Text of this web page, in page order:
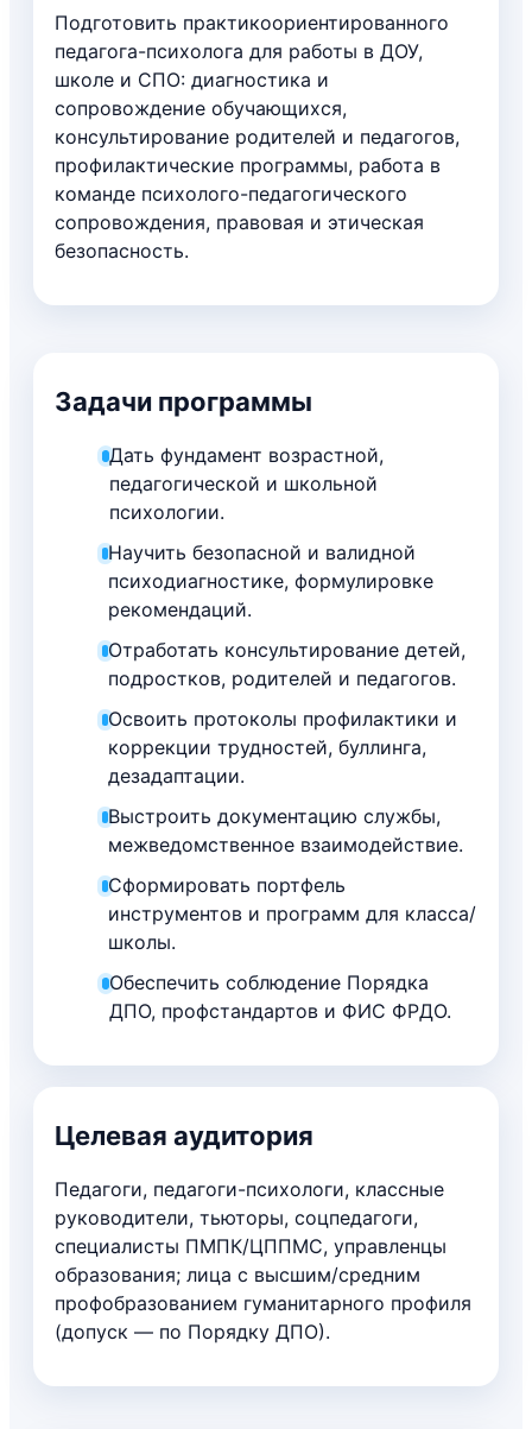
Подготовить практикоориентированного
педагога-психолога для работы в ДОУ,
школе и СПО: диагностика и
сопровождение обучающихся,
консультирование родителей и педагогов,
профилактические программы, работа в
команде психолого-педагогического
сопровождения, правовая и этическая
безопасность.
Задачи программы
Дать фундамент возрастной,
педагогической и школьной
психологии.
Научить безопасной и валидной
психодиагностике, формулировке
рекомендаций.
Отработать консультирование детей,
подростков, родителей и педагогов.
Освоить протоколы профилактики и
коррекции трудностей, буллинга,
дезадаптации.
Выстроить документацию службы,
межведомственное взаимодействие.
Сформировать портфель
инструментов и программ для класса/
школы.
Обеспечить соблюдение Порядка
ДПО, профстандартов и ФИС ФРДО.
Целевая аудитория
Педагоги, педагоги-психологи, классные
руководители, тьюторы, соцпедагоги,
специалисты ПМПК/ЦППМС, управленцы
образования; лица с высшим/средним
профобразованием гуманитарного профиля
(допуск — по Порядку ДПО).